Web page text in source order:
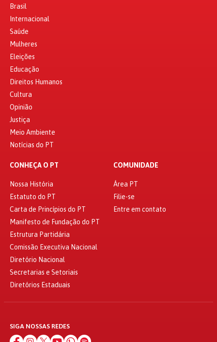
Brasil
Internacional
Saúde
Mulheres
Eleições
Educação
Direitos Humanos
Cultura
Opinião
Justiça
Meio Ambiente
Notícias do PT
CONHEÇA O PT
Nossa História
Estatuto do PT
Carta de Princípios do PT
Manifesto de Fundação do PT
Estrutura Partidária
Comissão Executiva Nacional
Diretório Nacional
Secretarias e Setoriais
Diretórios Estaduais
COMUNIDADE
Área PT
Filie-se
Entre em contato
SIGA NOSSAS REDES